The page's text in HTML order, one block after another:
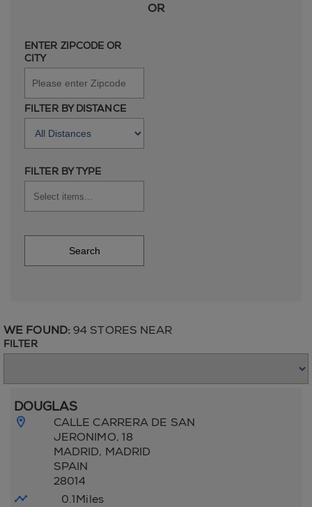
OR
ENTER ZIPCODE OR
CITY
FILTER BY DISTANCE
FILTER BY TYPE
Search
WE FOUND:94 STORES NEAR
FILTER
DOUGLAS
CALLE CARRERA DE SAN
JERONIMO, 18
MADRID, MADRID
SPAIN
28014
0.1Miles